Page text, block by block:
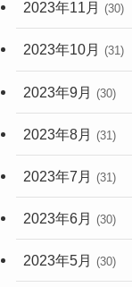
2023年11月 (30)
2023年10月 (31)
2023年9月 (30)
2023年8月 (31)
2023年7月 (31)
2023年6月 (30)
2023年5月 (30)